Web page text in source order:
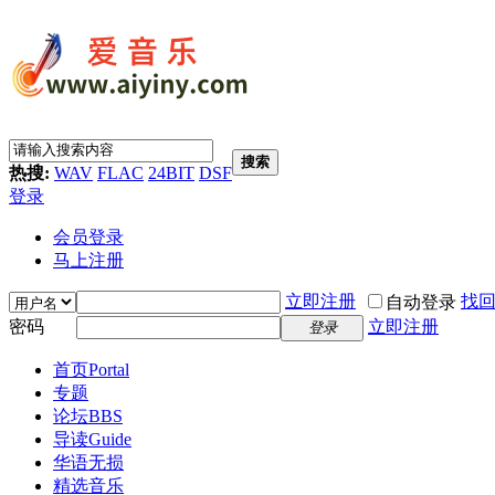
热搜: WAV FLAC 24BIT DSF
搜索
登录
会员登录
马上注册
立即注册 自动登录 找
密码
登录 立即注册
首页Portal
专题
论坛BBS
导读Guide
华语无损
精选音乐